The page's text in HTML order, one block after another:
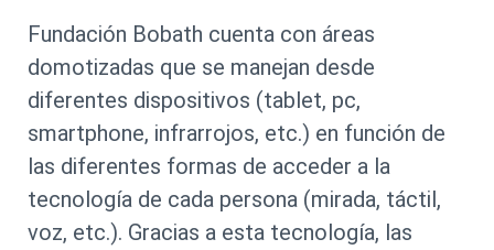
Fundación Bobath cuenta con áreas
domotizadas que se manejan desde
diferentes dispositivos (tablet, pc,
smartphone, infrarrojos, etc.) en función de
las diferentes formas de acceder a la
tecnología de cada persona (mirada, táctil,
voz, etc.). Gracias a esta tecnología, las